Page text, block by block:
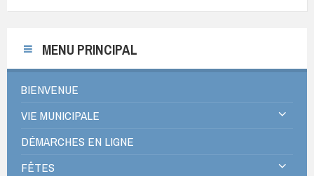
MENU PRINCIPAL
BIENVENUE
VIE MUNICIPALE
DÉMARCHES EN LIGNE
FÊTES